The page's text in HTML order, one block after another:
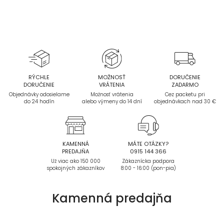
RÝCHLE
DORUČENIE
Objednávky odosielame
do 24 hodín
MOŽNOSŤ
VRÁTENIA
Možnosť vrátenia
alebo výmeny do 14 dní
DORUČENIE
ZADARMO
Cez packetu pri
objednávkach nad 30 €
KAMENNÁ
PREDAJŇA
Už viac ako 150 000
spokojných zákazníkov
MÁTE OTÁZKY?
0915 144 366
Zákaznícka podpora
8:00 - 16:00 (pon-pia)
Kamenná predajňa